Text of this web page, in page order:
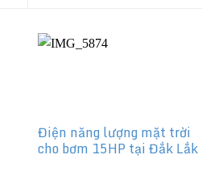
Điện năng lượng mặt trời
cho bơm 15HP tại Đắk Lắk